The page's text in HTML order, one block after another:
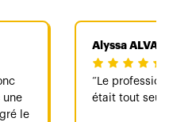
une
le
Alyssa
Le
était tout seul